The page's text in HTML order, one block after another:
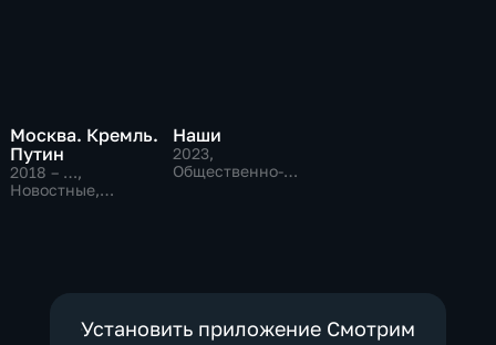
Москва. Кремль.
Путин
2018 – …,
Новостные,
Наши
2023,
Общественно-
Установить приложение Смотрим